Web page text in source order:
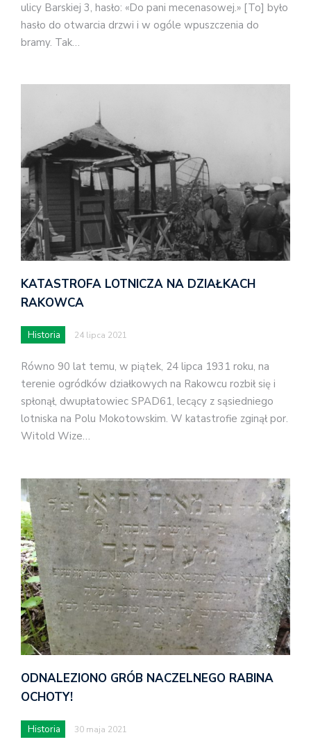
ulicy Barskiej 3, hasło: «Do pani mecenasowej.» [To] było
hasło do otwarcia drzwi i w ogóle wpuszczenia do
bramy. Tak…
KATASTROFA LOTNICZA NA DZIAŁKACH
RAKOWCA
Historia 24 lipca 2021
Równo 90 lat temu, w piątek, 24 lipca 1931 roku, na
terenie ogródków działkowych na Rakowcu rozbił się i
spłonął, dwupłatowiec SPAD61, lecący z sąsiedniego
lotniska na Polu Mokotowskim. W katastrofie zginął por.
Witold Wize…
ODNALEZIONO GRÓB NACZELNEGO RABINA
OCHOTY!
Historia 30 maja 2021